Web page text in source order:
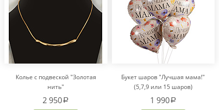
Колье с подвеской "Золотая
нить"
2 950a
Букет шаров "Лучшая мама!"
(5,7,9 или 15 шаров)
1 990a